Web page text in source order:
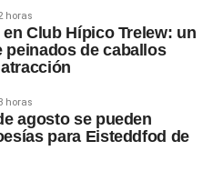
horas
en Club Hípico Trelew: un
peinados de caballos
horas
agosto se pueden
para Eisteddfod de